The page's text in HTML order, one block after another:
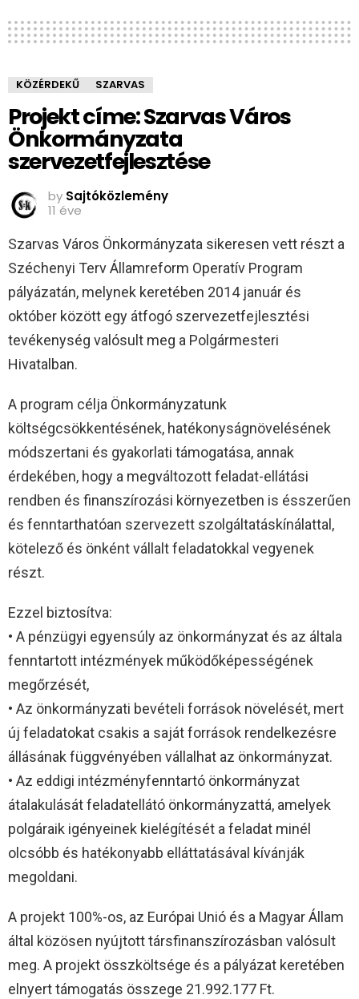
KÖZÉRDEKŰ SZARVAS
Projekt címe: Szarvas Város
Önkormányzata
szervezetfejlesztése
by Sajtóközlemény
11 éve
Szarvas Város Önkormányzata sikeresen vett részt a
Széchenyi Terv Államreform Operatív Program
pályázatán, melynek keretében 2014 január és
október között egy átfogó szervezetfejlesztési
tevékenység valósult meg a Polgármesteri
Hivatalban.
A program célja Önkormányzatunk
költségcsökkentésének, hatékonyságnövelésének
módszertani és gyakorlati támogatása, annak
érdekében, hogy a megváltozott feladat-ellátási
rendben és finanszírozási környezetben is ésszerűen
és fenntarthatóan szervezett szolgáltatáskínálattal,
kötelező és önként vállalt feladatokkal vegyenek
részt.
Ezzel biztosítva:
• A pénzügyi egyensúly az önkormányzat és az általa
fenntartott intézmények működőképességének
megőrzését,
• Az önkormányzati bevételi források növelését, mert
új feladatokat csakis a saját források rendelkezésre
állásának függvényében vállalhat az önkormányzat.
• Az eddigi intézményfenntartó önkormányzat
átalakulását feladatellátó önkormányzattá, amelyek
polgáraik igényeinek kielégítését a feladat minél
olcsóbb és hatékonyabb elláttatásával kívánják
megoldani.
A projekt 100%-os, az Európai Unió és a Magyar Állam
által közösen nyújtott társfinanszírozásban valósult
meg. A projekt összköltsége és a pályázat keretében
elnyert támogatás összege 21.992.177 Ft.